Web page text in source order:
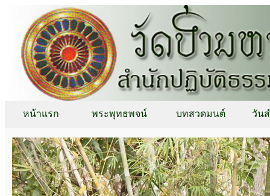
หน้าแรก พระพุทธพจน์ บทสวดมนต์ วัน